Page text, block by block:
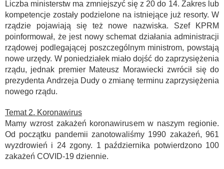
Liczba ministerstw ma zmniejszyć się z 20 do 14. Zakres lub
kompetencje zostały podzielone na istniejące już resorty. W
rządzie pojawiają się też nowe nazwiska. Szef KPRM
poinformował, że jest nowy schemat działania administracji
rządowej podlegającej poszczególnym ministrom, powstają
nowe urzędy. W poniedziałek miało dojść do zaprzysiężenia
rządu, jednak premier Mateusz Morawiecki zwrócił się do
prezydenta Andrzeja Dudy o zmianę terminu zaprzysiężenia
nowego rządu.
Temat 2. Koronawirus
Mamy wzrost zakażeń koronawirusem w naszym regionie.
Od początku pandemii zanotowaliśmy 1990 zakażeń, 961
wyzdrowień i 24 zgony. 1 października potwierdzono 100
zakażeń COVID-19 dziennie.